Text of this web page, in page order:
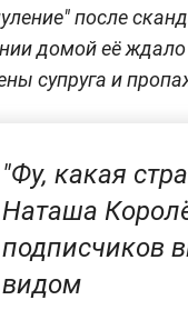
после
домой её
супруга и
"Фу, какая
Наташа
подписчиков
видом